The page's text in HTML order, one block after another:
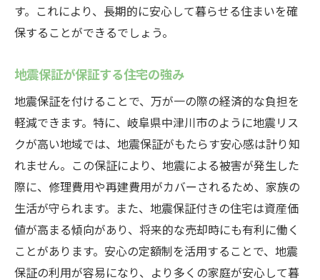
す。これにより、長期的に安心して暮らせる住まいを確
保することができるでしょう。
地震保証が保証する住宅の強み
地震保証を付けることで、万が一の際の経済的な負担を
軽減できます。特に、岐阜県中津川市のように地震リス
クが高い地域では、地震保証がもたらす安心感は計り知
れません。この保証により、地震による被害が発生した
際に、修理費用や再建費用がカバーされるため、家族の
生活が守られます。また、地震保証付きの住宅は資産価
値が高まる傾向があり、将来的な売却時にも有利に働く
ことがあります。安心の定額制を活用することで、地震
保証の利用が容易になり、より多くの家庭が安心して暮